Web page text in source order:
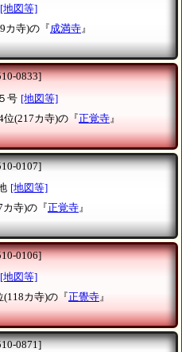
[地図等]
カ寺)の『成満寺』
0833]
号 [地図等]
位(217カ寺)の『正覚寺 』
0107]
[地図等]
カ寺)の『正覚寺 』
0106]
[地図等]
(118カ寺)の『正覺寺』
0871]